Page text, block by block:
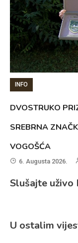
INFO
DVOSTRUKO
SREBRNA
VOGOŠĆA
6. Augusta 2026.
Slušajte uživo
U ostalim